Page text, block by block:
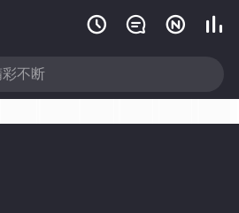
   